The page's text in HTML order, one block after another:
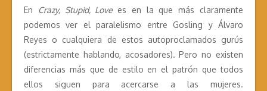
En Crazy, Stupid, Love es en la que más claramente
podemos ver el paralelismo entre Gosling y Álvaro
Reyes o cualquiera de estos autoproclamados gurús
(estrictamente hablando, acosadores). Pero no existen
diferencias más que de estilo en el patrón que todos
ellos siguen para acercarse a las mujeres.